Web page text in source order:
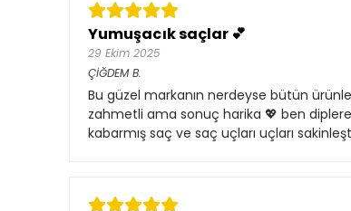
Yumuşacık saçlar 💕
29 Ekim 2025
ÇİĞDEM B.
Bu güzel markanın nerdeyse bütün
zahmetli ama sonuç harika 💖 ben
kabarmış saç ve saç uçları uçları